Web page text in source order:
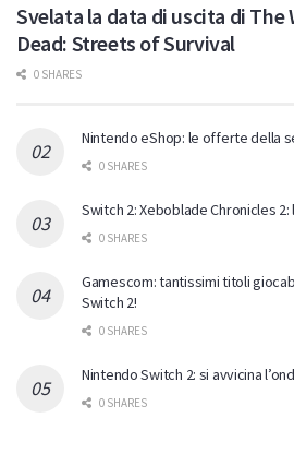
Svelata la data di uscita di The
Dead: Streets of Survival
0 SHARES
Nintendo eShop: le offerte della
0 SHARES
Switch 2: Xeboblade Chronicles
0 SHARES
Gamescom: tantissimi titoli
Switch 2!
0 SHARES
Nintendo Switch 2: si avvicina
0 SHARES